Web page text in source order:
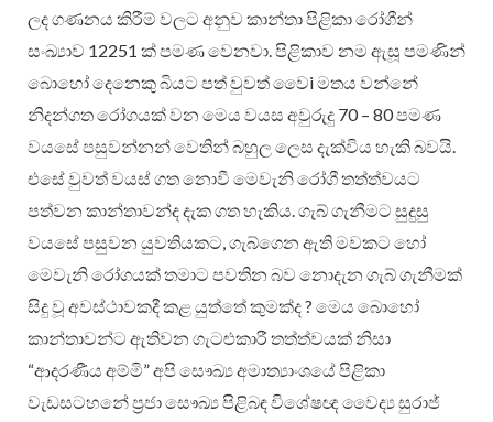
ලද ගණනය කිරීම් වලට අනුව කාන්තා පිළිකා රෝගීන්
සංඛ්‍යාව 12251 ක් පමණ වෙනවා. පිළිකාව නම ඇසූ පමණින්
බොහෝ දෙනෙකු බියට පත් වුවත් වෛi මතය වන්නේ
නිදන්ගත රෝගයක් වන මෙය වයස අවුරුදු 70 – 80 පමණ
වයසේ පසුවන්නන් වෙතින් බහුල ලෙස දැක්විය හැකි බවයි.
එසේ වුවත් වයස් ගත නොවී මෙවැනි රෝගී තත්ත්වයට
පත්වන කාන්තාවන්ද දැක ගත හැකිය. ගැබ් ගැනීමට සුදුසු
වයසේ පසුවන යුවතියකට, ගැබ්ගෙන ඇති මවකට හෝ
මෙවැනි රෝගයක් තමාට පවතින බව නොදැන ගැබ් ගැනීමක්
සිදු වූ අවස්ථාවකදී කළ යුත්තේ කුමක්ද ? මෙය බොහෝ
කාන්තාවන්ට ඇතිවන ගැටළුකාරී තත්ත්වයක් නිසා
“ආදරණීය අම්මි” අපි සෞඛ්‍ය අමාත්‍යාංශයේ පිළිකා
වැඩසටහනේ ප්‍රජා සෞඛ්‍ය පිළිබඳ විශේෂඥ වෛද්‍ය සුරාජ්